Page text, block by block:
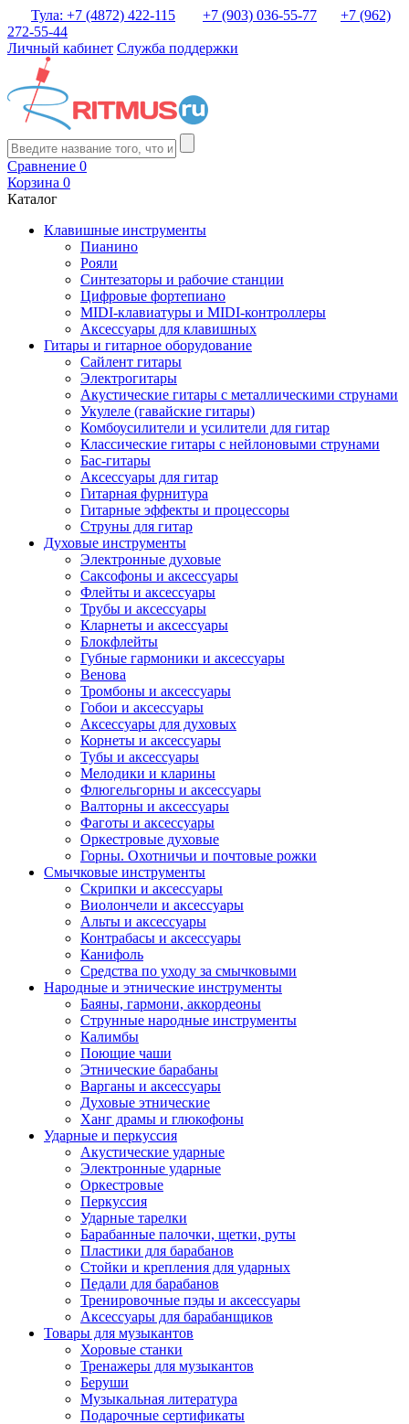
Тула: +7 (4872) 422-115 +7 (903) 036-55-77
+7 (962)
272-55-44
Личный кабинет Служба поддержки
Сравнение 0
Корзина 0
Каталог
Клавишные инструменты
Пианино
Рояли
Синтезаторы и рабочие станции
Цифровые фортепиано
MIDI-клавиатуры и MIDI-контроллеры
Аксессуары для клавишных
Гитары и гитарное оборудование
Сайлент гитары
Электрогитары
Акустические гитары с металлическими струнами
Укулеле (гавайские гитары)
Комбоусилители и усилители для гитар
Классические гитары с нейлоновыми струнами
Бас-гитары
Аксессуары для гитар
Гитарная фурнитура
Гитарные эффекты и процессоры
Струны для гитар
Духовые инструменты
Электронные духовые
Саксофоны и аксессуары
Флейты и аксессуары
Трубы и аксессуары
Кларнеты и аксессуары
Блокфлейты
Губные гармоники и аксессуары
Венова
Тромбоны и аксессуары
Гобои и аксессуары
Аксессуары для духовых
Корнеты и аксессуары
Тубы и аксессуары
Мелодики и кларины
Флюгельгорны и аксессуары
Валторны и аксессуары
Фаготы и аксессуары
Оркестровые духовые
Горны. Охотничьи и почтовые рожки
Смычковые инструменты
Скрипки и аксессуары
Виолончели и аксессуары
Альты и аксессуары
Контрабасы и аксессуары
Канифоль
Средства по уходу за смычковыми
Народные и этнические инструменты
Баяны, гармони, аккордеоны
Струнные народные инструменты
Калимбы
Поющие чаши
Этнические барабаны
Варганы и аксессуары
Духовые этнические
Ханг драмы и глюкофоны
Ударные и перкуссия
Акустические ударные
Электронные ударные
Оркестровые
Перкуссия
Ударные тарелки
Барабанные палочки, щетки, руты
Пластики для барабанов
Стойки и крепления для ударных
Педали для барабанов
Тренировочные пэды и аксессуары
Аксессуары для барабанщиков
Товары для музыкантов
Хоровые станки
Тренажеры для музыкантов
Беруши
Музыкальная литература
Подарочные сертификаты